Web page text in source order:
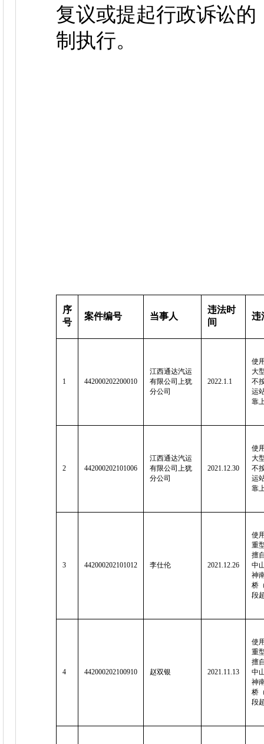
复议或提起行政诉讼
制执行。
序
号
案件编号 当事人
违法时
间
违
1 442000202200010
江西通达汽运
有限公司上犹
分公司
2022.1.1
使
大
不
运
靠
2 442000202101006
江西通达汽运
有限公司上犹
分公司
2021.12.30
使
大
不
运
靠
3 442000202101012 李仕伦 2021.12.26
使
重
擅
中
神
桥
段
4 442000202100910 赵双银 2021.11.13
使
重
擅
中
神
桥
段